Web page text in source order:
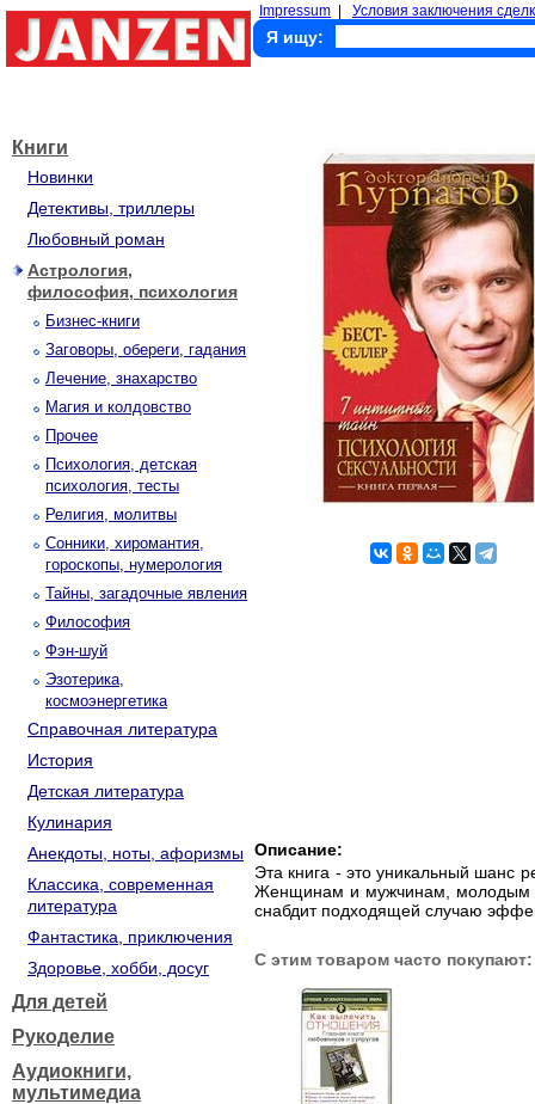
Impressum Условия заключения
Я ищу:
Книги
Новинки
Детективы, триллеры
Любовный роман
Астрология,
философия, психология
Бизнес-книги
Заговоры, обереги, гадания
Лечение, знахарство
Магия и колдовство
Прочее
Психология, детская
психология, тесты
Религия, молитвы
Сонники, хиромантия,
гороскопы, нумерология
Тайны, загадочные явления
Философия
Фэн-шуй
Эзотерика,
космоэнергетика
Справочная литература
История
Детская литература
Кулинария
Анекдоты, ноты, афоризмы
Классика, современная
литература
Фантастика, приключения
Здоровье, хобби, досуг
Для детей
Рукоделие
Аудиокниги,
мультимедиа
Описание:
Эта книга - это уникальный шанс
Женщинам и мужчинам, молодым
снабдит подходящей случаю
С этим товаром часто покупают: